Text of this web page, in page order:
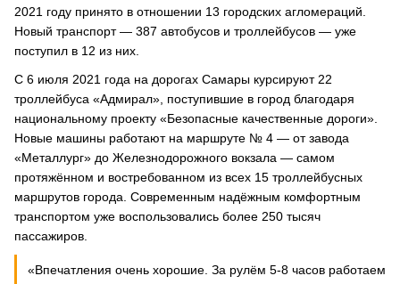
2021 году принято в отношении 13 городских агломераций.
Новый транспорт ― 387 автобусов и троллейбусов — уже
поступил в 12 из них.
С 6 июля 2021 года на дорогах Самары курсируют 22
троллейбуса «Адмирал», поступившие в город благодаря
национальному проекту «Безопасные качественные дороги».
Новые машины работают на маршруте № 4 — от завода
«Металлург» до Железнодорожного вокзала — самом
протяжённом и востребованном из всех 15 троллейбусных
маршрутов города. Современным надёжным комфортным
транспортом уже воспользовались более 250 тысяч
пассажиров.
«Впечатления очень хорошие. За рулём 5-8 часов работаем